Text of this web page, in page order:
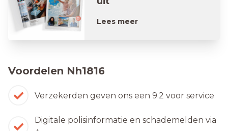
Lees meer
Voordelen Nh1816
Verzekerden geven ons een 9.2 voor service
Digitale polisinformatie en schademelden via